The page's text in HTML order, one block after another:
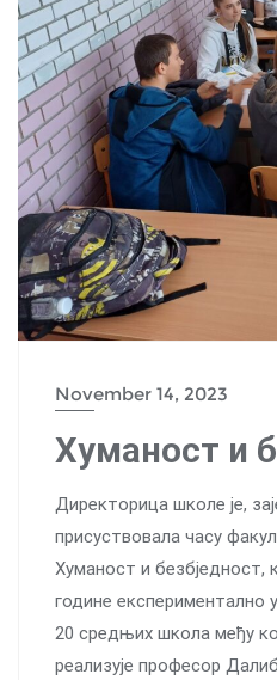
November 14, 2023
Хуманост и
Директорица школе је,
присуствовала часу
Хуманост и безбједност,
године експериментално
20 средњих школа међу
реализује професор